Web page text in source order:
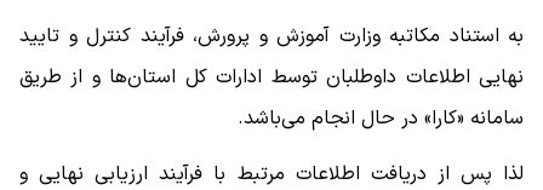
به استناد مکاتبه وزارت آموزش و پرورش، فرآیند کنترل و تایید
نهایی اطلاعات داوطلبان توسط ادارات کل استان‌ها و از طریق
سامانه «کارا» در حال انجام می‌باشد.
لذا پس از دریافت اطلاعات مرتبط با فرآیند ارزیابی نهایی و